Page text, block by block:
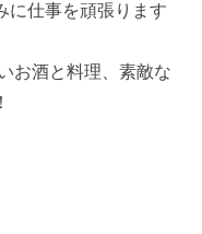
に仕事を頑張ります
お酒と料理、素敵な